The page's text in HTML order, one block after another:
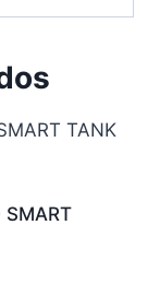
SMART